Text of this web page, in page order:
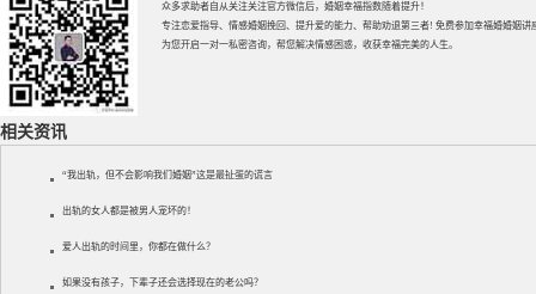
众多求助者自从关注关注官方微信后，婚姻幸福指数随着提升！
专注恋爱指导、 情感婚姻挽回 、提升爱的能力、帮助劝退第三者! 免费参加幸福婚婚姻讲
为您开启一对一私密咨询，帮您解决情感困惑，收获幸福完美的人生。
相关资讯
“我出轨，但不会影响我们婚姻”这是最扯蛋的谎言
出轨的女人都是被男人宠坏的！
爱人出轨的时间里，你都在做什么？
如果没有孩子，下辈子还会选择现在的老公吗？